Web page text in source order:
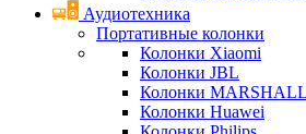
Аудиотехника
Портативные колонки
Колонки Xiaomi
Колонки JBL
Колонки MARSHALL
Колонки Huawei